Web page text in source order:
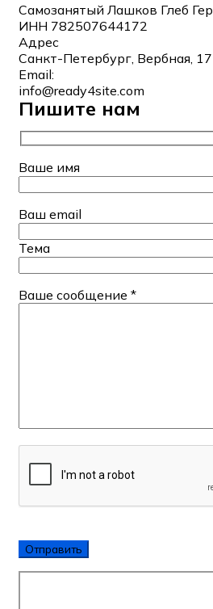
Самозанятый Лашков Глеб
ИНН 782507644172
Адрес
Санкт-Петербург, Вербная,
Email:
info@ready4site.com
Пишите нам
Ваше имя
Ваш email
Тема
Ваше сообщение *